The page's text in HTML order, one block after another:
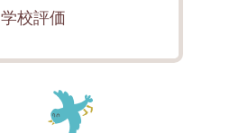
学校評価